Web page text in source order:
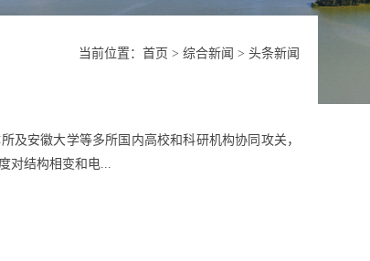
当前位置： 首页 > 综合新闻 > 头条新闻
及安徽大学等多所国内高校和科研机构协同攻关，
对结构相变和电...